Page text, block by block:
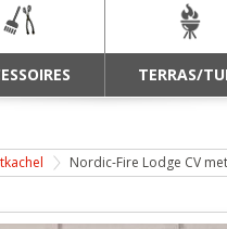
TERRAS/
Nordic-Fire Lodge CV